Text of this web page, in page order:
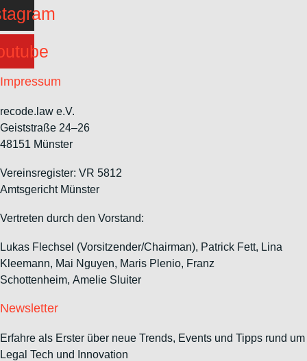
Impressum
recode.law e.V.
Geiststraße 24–26
48151 Münster
Vereinsregister: VR 5812
Amtsgericht Münster
Vertreten durch den Vorstand:
Lukas Flechsel (Vorsitzender/Chairman), Patrick Fett, Lina
Kleemann, Mai Nguyen, Maris Plenio, Franz
Schottenheim, Amelie Sluiter
Newsletter
Erfahre als Erster über neue Trends, Events und Tipps rund um
Legal Tech und Innovation